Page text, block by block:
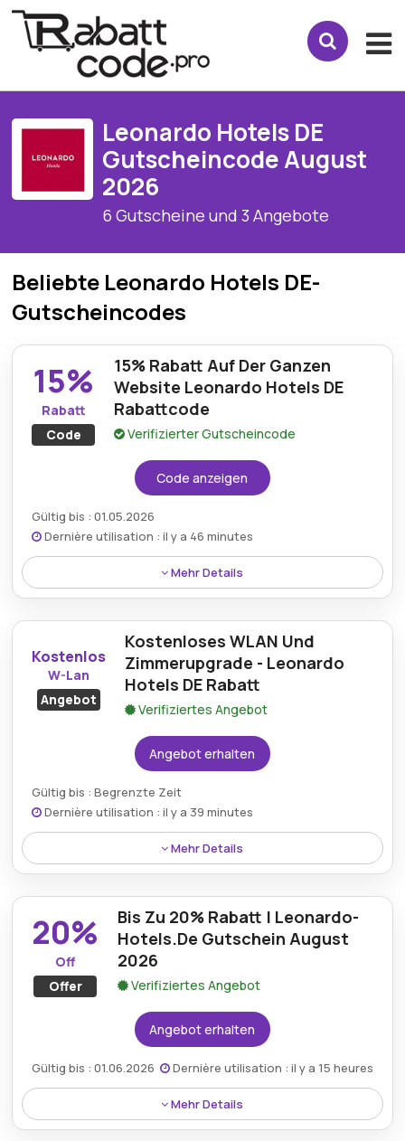
Leonardo Hotels DE
Gutscheincode August
2026
6 Gutscheine und 3 Angebote
Beliebte Leonardo Hotels DE-
Gutscheincodes
15%
Rabatt
Code
15% Rabatt Auf Der Ganzen
Website Leonardo Hotels DE
Rabattcode
Verifizierter Gutscheincode
Code anzeigen
Gültig bis : 01.05.2026
Dernière utilisation : il y a 46 minutes
Mehr Details
Ein Leonardo Hotels DE Rabattcode bietet 15% auf
das gesamte Sortiment, wodurch Reisende die
Möglichkeit haben, Premium-Aufenthalte zu
reduzierten Preisen an allen Standorten zu buchen.
Kostenlos
W-Lan
Angebot
Kostenloses WLAN Und
Zimmerupgrade - Leonardo
Hotels DE Rabatt
Verifiziertes Angebot
Angebot erhalten
Gültig bis : Begrenzte Zeit
Dernière utilisation : il y a 39 minutes
Mehr Details
Kostenloses WLAN und kostenfreie Zimmer-
Upgrades sind über Leonardo Hotels DE Rabatte
verfügbar, was jedem Aufenthalt zusätzlichen
Komfort und Wert verleiht.
20%
Off
Offer
Bis Zu 20% Rabatt | Leonardo-
Hotels.De Gutschein August
2026
Verifiziertes Angebot
Angebot erhalten
Gültig bis : 01.06.2026 Dernière utilisation : il y a 15 heures
Mehr Details
Leonardo-hotels.de Gutscheine im August 2026